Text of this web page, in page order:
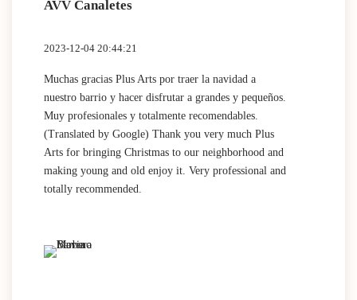
AVV Canaletes
2023-12-04 20:44:21
Muchas gracias Plus Arts por traer la navidad a
nuestro barrio y hacer disfrutar a grandes y pequeños.
Muy profesionales y totalmente recomendables.
(Translated by Google) Thank you very much Plus
Arts for bringing Christmas to our neighborhood and
making young and old enjoy it. Very professional and
totally recommended.